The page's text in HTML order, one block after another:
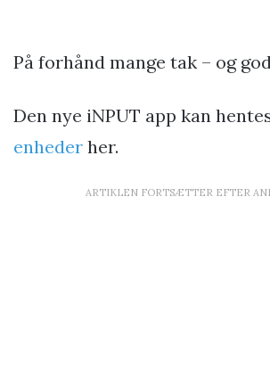
På forhånd mange tak – og
Den nye iNPUT app kan
enheder her.
ARTIKLEN FORTSÆTTER EFTER